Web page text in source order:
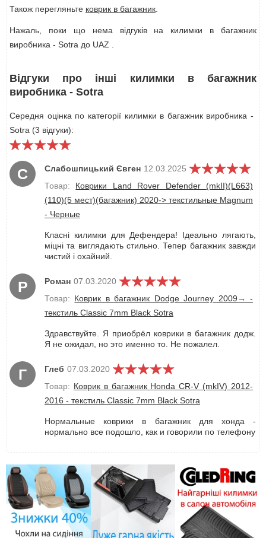
Також перегляньте коврик в багажник
Нажаль, поки що нема відгуків на килимки в багажник
виробника - Sotra до UAZ .
Відгуки про інші килимки в багажник
виробника - Sotra
Середня оцінка по категорії килимки в багажник виробника -
Sotra (3 відгуки):
С Слабошпицький Євген 12.03.2025
Товар: Коврики Land Rover Defender (mkII)(L663)
(110)(5 мест)(багажник) 2020-> текстильные Magnum
- Черные
Класні килимки для Дефендера! Ідеально лягають,
міцні та виглядають стильно. Тепер багажник завжди
чистий і охайний.
Р Роман 07.03.2020
Товар: Коврик в багажник Dodge Journey 2009→ -
текстиль Classic 7mm Black Sotra
Здравствуйте. Я приобрёл коврики в багажник додж.
Я не ожидал, но это именно то. Не пожалел.
Г Глеб 07.03.2020
Товар: Коврик в багажник Honda CR-V (mkIV) 2012-
2016 - текстиль Classic 7mm Black Sotra
Нормальные коврики в багажник для хонда -
нормально все подошло, как и говорили по телефону